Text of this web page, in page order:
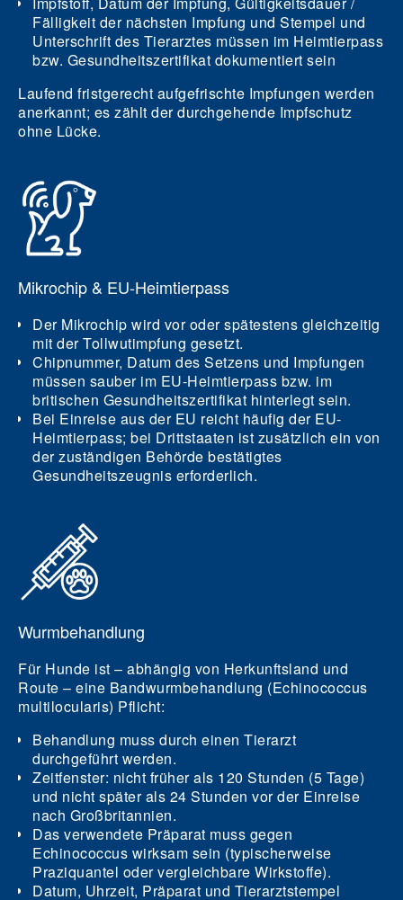
Fälligkeit der nächsten Impfung und Stempel und
Unterschrift des Tierarztes müssen im Heimtierpass
bzw. Gesundheitszertifikat dokumentiert sein
Laufend fristgerecht aufgefrischte Impfungen werden
anerkannt; es zählt der durchgehende Impfschutz
ohne Lücke.
Mikrochip & EU-Heimtierpass
Der Mikrochip wird vor oder spätestens gleichzeitig
mit der Tollwutimpfung gesetzt.
Chipnummer, Datum des Setzens und Impfungen
müssen sauber im EU-Heimtierpass bzw. im
britischen Gesundheitszertifikat hinterlegt sein.
Bei Einreise aus der EU reicht häufig der EU-
Heimtierpass; bei Drittstaaten ist zusätzlich ein von
der zuständigen Behörde bestätigtes
Gesundheitszeugnis erforderlich.
Wurmbehandlung
Für Hunde ist – abhängig von Herkunftsland und
Route – eine Bandwurmbehandlung (Echinococcus
multilocularis) Pflicht:
Behandlung muss durch einen Tierarzt
durchgeführt werden.
Zeitfenster: nicht früher als 120 Stunden (5 Tage)
und nicht später als 24 Stunden vor der Einreise
nach Großbritannien.
Das verwendete Präparat muss gegen
Echinococcus wirksam sein (typischerweise
Praziquantel oder vergleichbare Wirkstoffe).
Datum, Uhrzeit, Präparat und Tierarztstempel